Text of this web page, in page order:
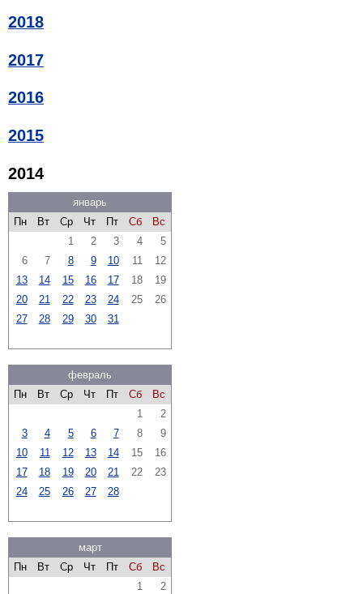
2018
2017
2016
2015
2014
январь
Пн
Вт Ср Чт Пт Сб
Вс
1
2 3 4
5
6
7 8 9 10 11
12
13
14 15 16 17 18
19
20
21 22 23 24 25
26
27
28 29 30 31
февраль
Пн
Вт Ср Чт Пт Сб
Вс
1
2
3
4 5 6 7 8
9
10
11 12 13 14 15
16
17
18 19 20 21 22
23
24
25 26 27 28
март
Пн
Вт Ср Чт Пт Сб
Вс
1
2